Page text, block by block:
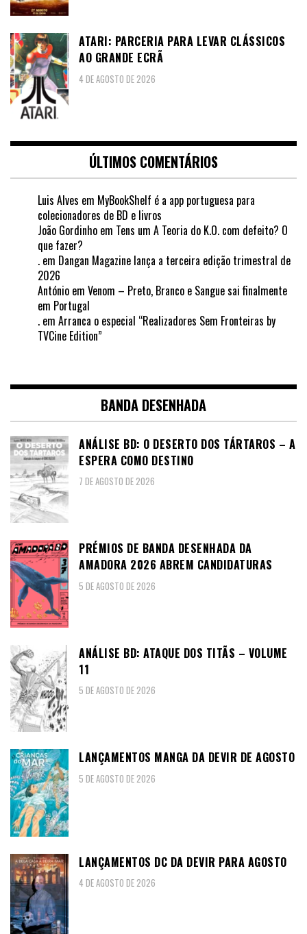
ATARI: PARCERIA PARA LEVAR CLÁSSICOS
AO GRANDE ECRÃ
4 DE AGOSTO DE 2026
ÚLTIMOS COMENTÁRIOS
Luis Alves em MyBookShelf é a app portuguesa para
colecionadores de BD e livros
João Gordinho em Tens um A Teoria do K.O. com defeito? O
que fazer?
. em Dangan Magazine lança a terceira edição trimestral de
2026
António em Venom – Preto, Branco e Sangue sai finalmente
em Portugal
. em Arranca o especial “Realizadores Sem Fronteiras by
TVCine Edition”
BANDA DESENHADA
ANÁLISE BD: O DESERTO DOS TÁRTAROS – A
ESPERA COMO DESTINO
7 DE AGOSTO DE 2026
PRÉMIOS DE BANDA DESENHADA DA
AMADORA 2026 ABREM CANDIDATURAS
5 DE AGOSTO DE 2026
ANÁLISE BD: ATAQUE DOS TITÃS – VOLUME
11
5 DE AGOSTO DE 2026
LANÇAMENTOS MANGA DA DEVIR DE AGOSTO
5 DE AGOSTO DE 2026
LANÇAMENTOS DC DA DEVIR PARA AGOSTO
4 DE AGOSTO DE 2026